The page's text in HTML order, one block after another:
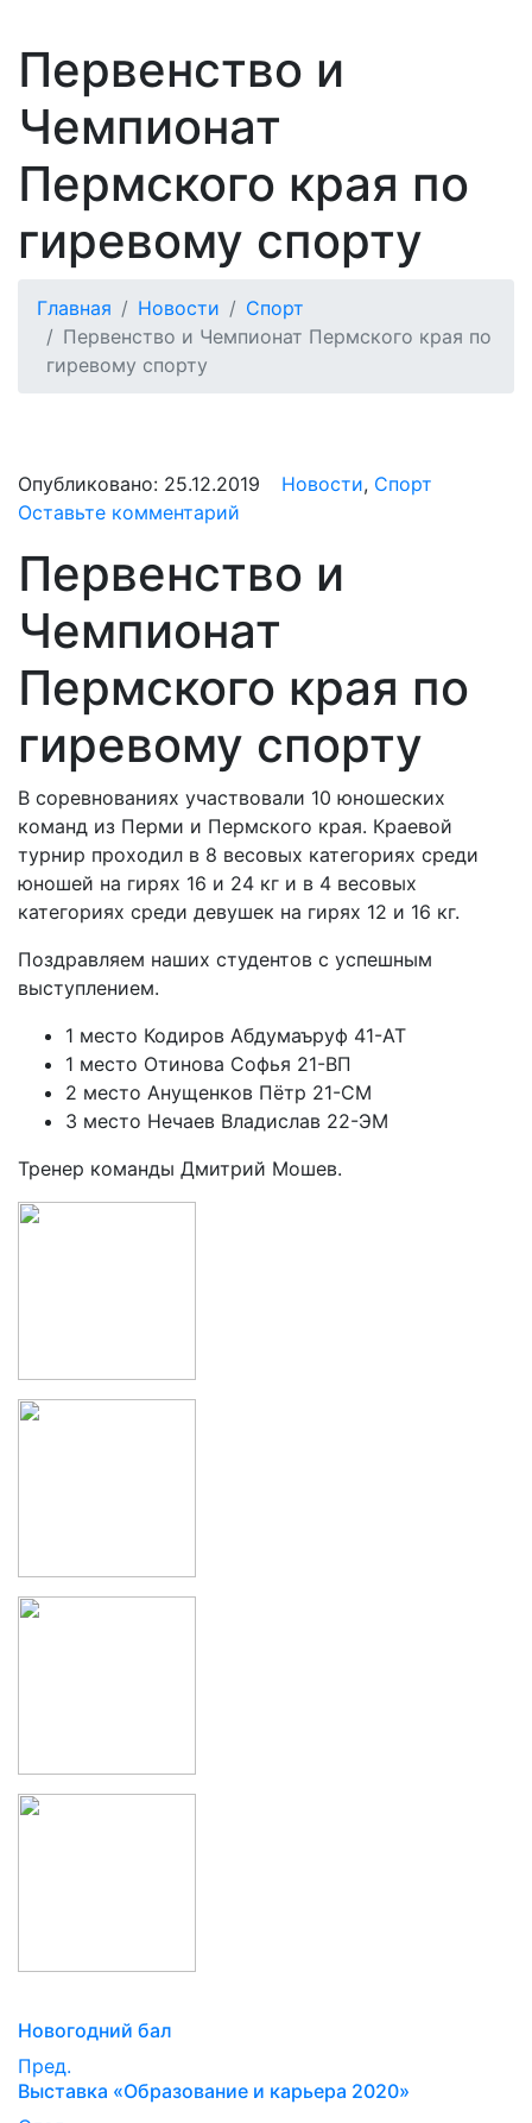
Первенство и
Чемпионат
Пермского края по
гиревому спорту
Главная Новости
Спорт
Первенство и Чемпионат Пермского края по
гиревому спорту
Опубликовано: 25.12.2019 Новости, Спорт
Оставьте комментарий
Первенство и
Чемпионат
Пермского края по
гиревому спорту
В соревнованиях участвовали 10 юношеских
команд из Перми и Пермского края. Краевой
турнир проходил в 8 весовых категориях среди
юношей на гирях 16 и 24 кг и в 4 весовых
категориях среди девушек на гирях 12 и 16 кг.
Поздравляем наших студентов с успешным
выступлением.
1 место Кодиров Абдумаъруф 41-АТ
1 место Отинова Софья 21-ВП
2 место Анущенков Пётр 21-СМ
3 место Нечаев Владислав 22-ЭМ
Тренер команды Дмитрий Мошев.
Новогодний бал
Пред.
Выставка «Образование и карьера 2020»